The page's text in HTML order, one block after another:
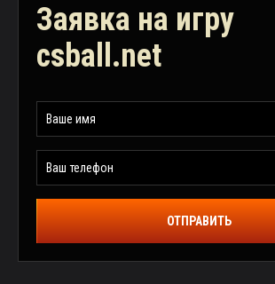
Заявка на игру
csball.net
ОТПРАВИТЬ